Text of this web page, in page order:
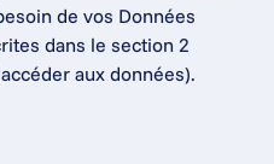
de vos Données
dans le section 2
aux données).